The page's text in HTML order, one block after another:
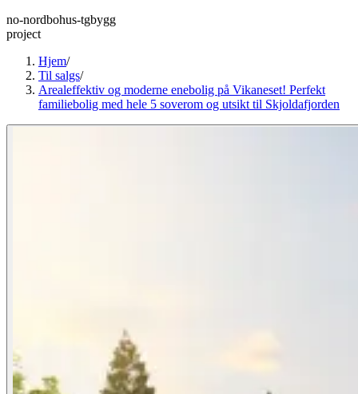
no-nordbohus-tgbygg
project
Hjem/
Til salgs/
Arealeffektiv og moderne enebolig på Vikaneset! Perfekt
familiebolig med hele 5 soverom og utsikt til Skjoldafjorden